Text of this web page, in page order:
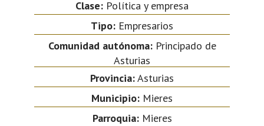
Clase: Política y empresa
Tipo: Empresarios
Comunidad autónoma:Principado de
Asturias
Provincia:Asturias
Municipio: Mieres
Parroquia:Mieres